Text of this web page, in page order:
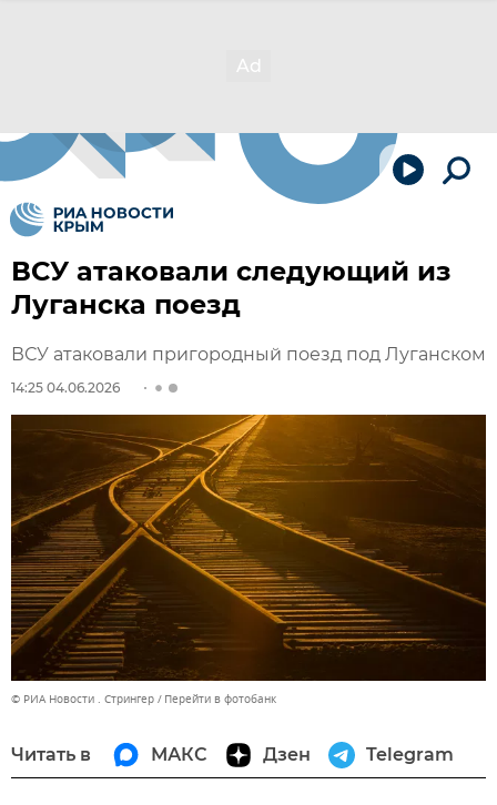
ВСУ атаковали следующий из
Луганска поезд
ВСУ атаковали пригородный поезд под Луганском
14:25 04.06.2026
© РИА Новости . Стрингер Перейти в фотобанк
Читать в МАКС Дзен Telegram